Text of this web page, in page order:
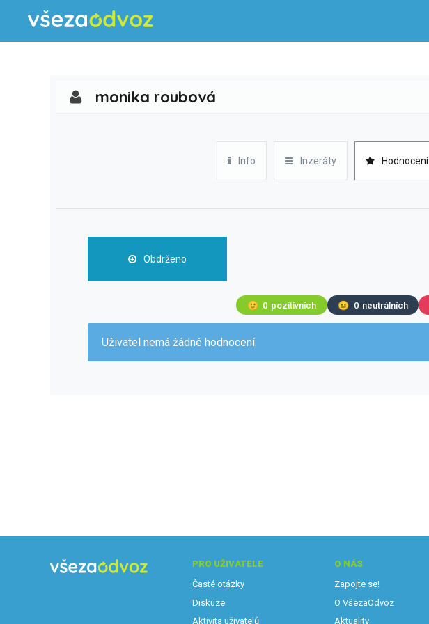
monika roubová
Info Inzeráty Hodnocení
Obdrženo
🙂 0 pozitivních 😐 0 neutrálních
Uživatel nemá žádné hodnocení.
PRO UŽIVATELE
Časté otázky
Diskuze
Aktivita uživatelů
O NÁS
Zapojte se!
O VšezaOdvoz
Aktuality